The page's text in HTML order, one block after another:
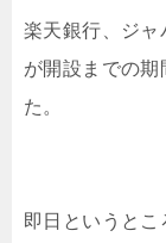
楽天銀行、ジャ
が開設までの
た。
即日というと